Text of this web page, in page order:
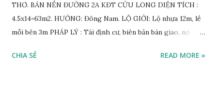
THƠ. BÁN NỀN ĐƯỜNG 2A KĐT CỬU LONG DIỆN TÍCH :
4.5x14=63m2. HƯỚNG: Đông Nam. LỘ GIỚI: Lộ nhựa 12m, lề
mỗi bên 3m PHÁP LÝ : Tái định cư, biên bản bàn giao, nợ
thông đường Làng Hoa, đường Trần Bạch Đằng, KDC 12ha8,
CHIA SẺ READ MORE »